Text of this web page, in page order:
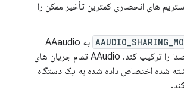
های انحصاری کمترین تأخیر ممکن را
به AAaudio
اجازه می‌دهد صدا را ترکیب کند. AAudio تمام جریان های
شده اختصاص داده شده به یک دستگاه